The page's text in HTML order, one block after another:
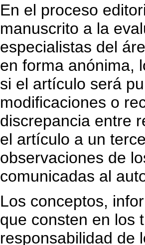
En el proceso
manuscrito a la
especialistas del
en forma anónima,
si el artículo será
modificaciones o
discrepancia entre
el artículo a un
observaciones de
comunicadas al
Los conceptos,
que consten en los
responsabilidad de